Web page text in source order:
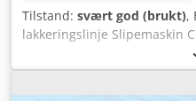
Tilstand: svært god (brukt),
lakkeringslinje Slipemaskin
RCL – BY2 Djdpsyw Icnefx
JET Påføringsmaskin RCF
Påføringsmaskin RCL UV-